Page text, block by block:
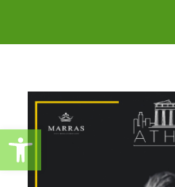
Ανοίξτε τη